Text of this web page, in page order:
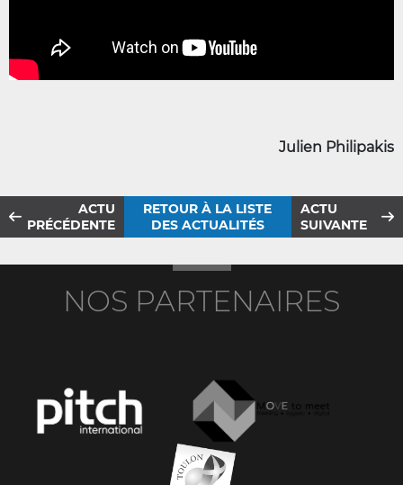
Julien Philipakis
ACTU
PRÉCÉDENTE
RETOUR À LA LISTE
DES ACTUALITÉS
ACTU
SUIVANTE
NOS PARTENAIRES